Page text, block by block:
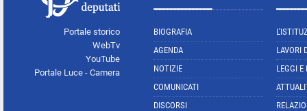
Portale storico
WebTv
YouTube
Portale Luce - Camera
BIOGRAFIA
AGENDA
NOTIZIE
COMUNICATI
DISCORSI
LAVORI
LEGGI E